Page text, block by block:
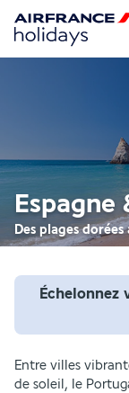
Espagne
Des plages
Échelonnez
Entre villes
de soleil, le